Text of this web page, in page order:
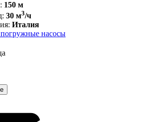
150 м
30 м3/ч
Италия
насосы